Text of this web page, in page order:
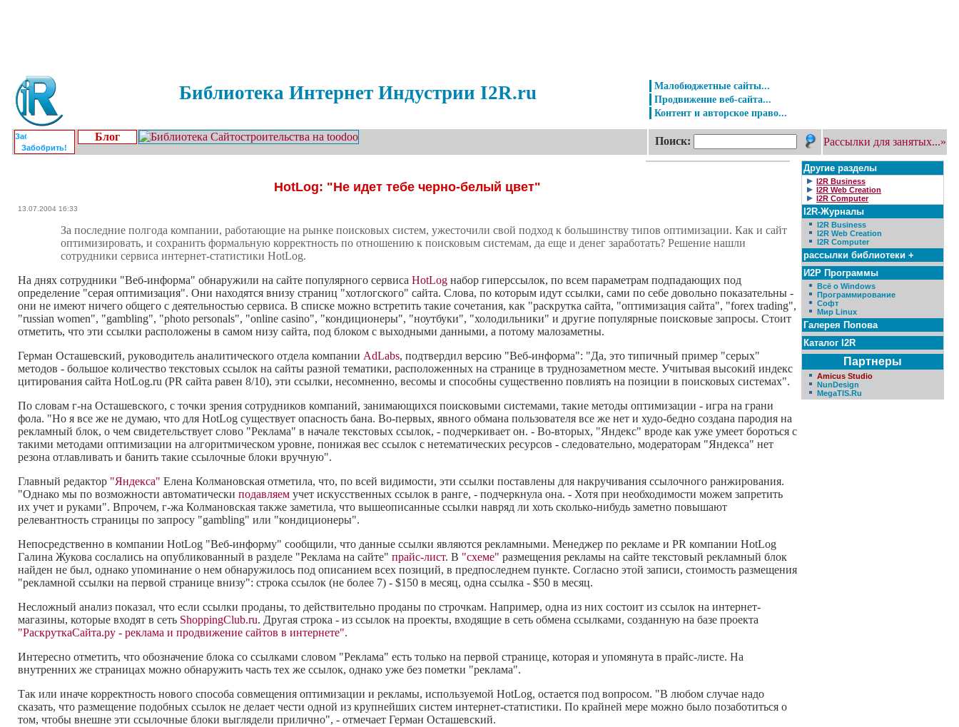
Библиотека Интернет Индустрии I2R.ru
Малобюджетные сайты...
Продвижение веб-сайта...
Контент и авторское право...
Забобрить!
Блог Поиск: Рассылки для занятых...»
HotLog: "Не идет тебе черно-белый цвет"
13.07.2004 16:33
За последние полгода компании, работающие на рынке поисковых систем, ужесточили свой подход к большинству типов оптимизации. Как и сайт
оптимизировать, и сохранить формальную корректность по отношению к поисковым системам, да еще и денег заработать? Решение нашли
сотрудники сервиса интернет-статистики HotLog.
На днях сотрудники "Веб-информа" обнаружили на сайте популярного сервиса HotLog набор гиперссылок, по всем параметрам подпадающих под
определение "серая оптимизация". Они находятся внизу страниц "хотлогского" сайта. Слова, по которым идут ссылки, сами по себе довольно показательны -
они не имеют ничего общего с деятельностью сервиса. В списке можно встретить такие сочетания, как "раскрутка сайта, "оптимизация сайта", "forex trading",
"russian women", "gambling", "photo personals", "online casino", "кондиционеры", "ноутбуки", "холодильники" и другие популярные поисковые запросы. Стоит
отметить, что эти ссылки расположены в самом низу сайта, под блоком с выходными данными, а потому малозаметны.
Герман Осташевский, руководитель аналитического отдела компании AdLabs, подтвердил версию "Веб-информа": "Да, это типичный пример "серых"
методов - большое количество текстовых ссылок на сайты разной тематики, расположенных на странице в труднозаметном месте. Учитывая высокий индекс
цитирования сайта HotLog.ru (PR сайта равен 8/10), эти ссылки, несомненно, весомы и способны существенно повлиять на позиции в поисковых системах".
По словам г-на Осташевского, с точки зрения сотрудников компаний, занимающихся поисковыми системами, такие методы оптимизации - игра на грани
фола. "Но я все же не думаю, что для HotLog существует опасность бана. Во-первых, явного обмана пользователя все же нет и худо-бедно создана пародия на
рекламный блок, о чем свидетельствует слово "Реклама" в начале текстовых ссылок, - подчеркивает он. - Во-вторых, "Яндекс" вроде как уже умеет бороться с
такими методами оптимизации на алгоритмическом уровне, понижая вес ссылок с нетематических ресурсов - следовательно, модераторам "Яндекса" нет
резона отлавливать и банить такие ссылочные блоки вручную".
Главный редактор "Яндекса" Елена Колмановская отметила, что, по всей видимости, эти ссылки поставлены для накручивания ссылочного ранжирования.
"Однако мы по возможности автоматически подавляем учет искусственных ссылок в ранге, - подчеркнула она. - Хотя при необходимости можем запретить
их учет и руками". Впрочем, г-жа Колмановская также заметила, что вышеописанные ссылки навряд ли хоть сколько-нибудь заметно повышают
релевантность страницы по запросу "gambling" или "кондиционеры".
Непосредственно в компании HotLog "Веб-информу" сообщили, что данные ссылки являются рекламными. Менеджер по рекламе и PR компании HotLog
Галина Жукова сослались на опубликованный в разделе "Реклама на сайте" прайс-лист. В "схеме" размещения рекламы на сайте текстовый рекламный блок
найден не был, однако упоминание о нем обнаружилось под описанием всех позиций, в предпоследнем пункте. Согласно этой записи, стоимость размещения
"рекламной ссылки на первой странице внизу": строка ссылок (не более 7) - $150 в месяц, одна ссылка - $50 в месяц.
Несложный анализ показал, что если ссылки проданы, то действительно проданы по строчкам. Например, одна из них состоит из ссылок на интернет-
магазины, которые входят в сеть ShoppingClub.ru. Другая строка - из ссылок на проекты, входящие в сеть обмена ссылками, созданную на базе проекта
"РаскруткаCайта.ру - реклама и продвижение сайтов в интернете".
Интересно отметить, что обозначение блока со ссылками словом "Реклама" есть только на первой странице, которая и упомянута в прайс-листе. На
внутренних же страницах можно обнаружить часть тех же ссылок, однако уже без пометки "реклама".
Так или иначе корректность нового способа совмещения оптимизации и рекламы, используемой HotLog, остается под вопросом. "В любом случае надо
сказать, что размещение подобных ссылок не делает чести одной из крупнейших систем интернет-статистики. По крайней мере можно было позаботиться о
том, чтобы внешне эти ссылочные блоки выглядели прилично", - отмечает Герман Осташевский.
Другие разделы
I2R Business
I2R Web Creation
I2R Computer
I2R-Журналы
I2R Business
I2R Web Creation
I2R Computer
рассылки библиотеки +
И2Р Программы
Всё о Windows
Программирование
Софт
Мир Linux
Галерея Попова
Каталог I2R
Партнеры
Amicus Studio
NunDesign
MegaTIS.Ru